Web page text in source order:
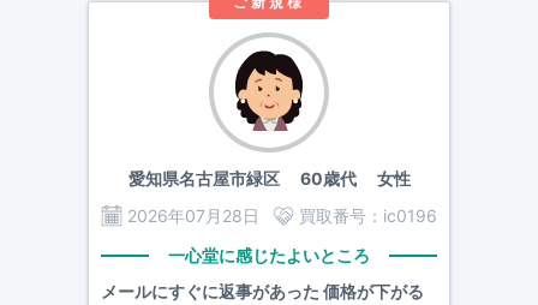
愛知県名古屋市緑区60歳代 女性
2026年07月28日
買取番号： ic0196
一心堂に感じたよいところ
メールにすぐに返事があった 価格が下がる